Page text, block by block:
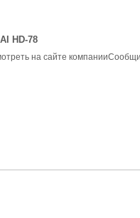
HD-78
на сайте